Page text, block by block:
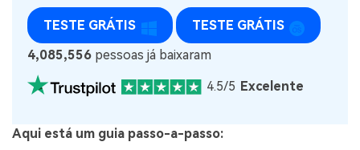
TESTE GRÁTIS
TESTE GRÁTIS
4,085,556 pessoas já baixaram
4.5/5 Excelente
Aqui está um guia passo-a-passo: